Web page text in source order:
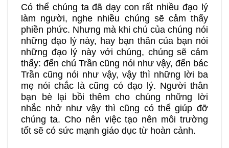
Có thể chúng ta đã dạy con rất nhiều đạo lý
làm người, nghe nhiều chúng sẽ cảm thấy
phiền phức. Nhưng mà khi chú của chúng nói
những đạo lý này, hay bạn thân của bạn nói
những đạo lý này với chúng, chúng sẽ cảm
thấy: đến chú Trần cũng nói như vậy, đến bác
Trần cũng nói như vậy, vậy thì những lời ba
mẹ nói chắc là cũng có đạo lý. Người thân
bạn bè lại bồi thêm cho chúng những lời
nhắc nhở như vậy thì cũng có thể giúp đỡ
chúng ta. Cho nên việc tạo nên môi trường
tốt sẽ có sức mạnh giáo dục từ hoàn cảnh.